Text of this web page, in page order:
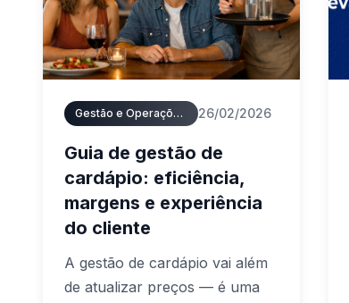
Gestão e Operações de Cardápios 26/02/2026
Guia de gestão de
cardápio: eficiência,
margens e experiência
do cliente
A gestão de cardápio vai além
de atualizar preços — é uma